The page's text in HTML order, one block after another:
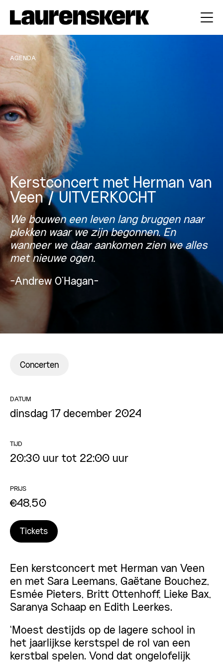
AGENDA
Kerstconcert met Herman van
Veen / UITVERKOCHT
We bouwen een leven lang bruggen naar
plekken waar we zijn begonnen. En
wanneer we daar aankomen zien we alles
met nieuwe ogen.
-Andrew O’Hagan-
Concerten
DATUM
dinsdag 17 december 2024
TIJD
20:30 uur tot 22:00 uur
PRIJS
€48,50
Tickets
Een kerstconcert met Herman van Veen
en met Sara Leemans, Gaëtane Bouchez,
Esmée Pieters, Britt Ottenhoff, Lieke Bax,
Saranya Schaap en Edith Leerkes.
‘Moest destijds op de lagere school in
het jaarlijkse kerstspel de rol van een
kerstbal spelen. Vond dat ongelofelijk